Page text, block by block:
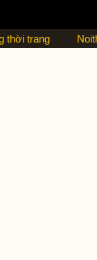
thời trang